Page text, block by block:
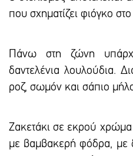
που σχηματίζει φιόγκο
Πάνω στη ζώνη
δαντελένια λουλούδια.
ροζ, σωμόν και σάπιο
Ζακετάκι σε εκρού
με βαμβακερή φόδρα, με